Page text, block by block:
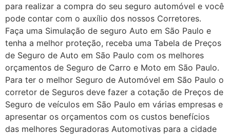
para realizar a compra do seu seguro automóvel e você
pode contar com o auxílio dos nossos Corretores.
Faça uma Simulação de seguro Auto em São Paulo e
tenha a melhor proteção, receba uma Tabela de Preços
de Seguro de Auto em São Paulo com os melhores
orçamentos de Seguro de Carro e Moto em São Paulo.
Para ter o melhor Seguro de Automóvel em São Paulo o
corretor de Seguros deve fazer a cotação de Preços de
Seguro de veículos em São Paulo em várias empresas e
apresentar os orçamentos com os custos benefícios
das melhores Seguradoras Automotivas para a cidade